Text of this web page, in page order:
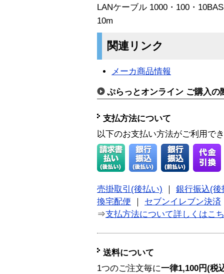
LANケーブル 1000・100・
10m
関連リンク
メーカ商品情報
ぷらっとオンライン ご購入の
支払方法について
以下のお支払い方法がご利用で
売掛取引(後払い)
銀行振込(後
換宅配便
セブンイレブン決済
⇒支払方法について詳しくはこ
送料について
1つのご注文毎に一律1,100円(税